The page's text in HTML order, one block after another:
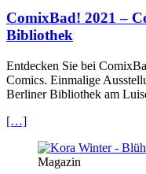
ComixBad! 2021 –
Bibliothek
Entdecken Sie bei
Comics. Einmalige
Berliner Bibliothek am
[…]
Magazin